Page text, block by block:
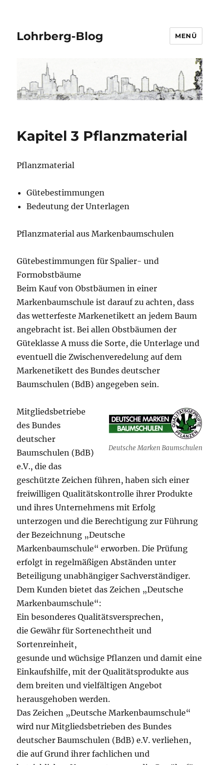
Lohrberg-Blog MENÜ
Kapitel 3 Pflanzmaterial
Pflanzmaterial
Gütebestimmungen
Bedeutung der Unterlagen
Pflanzmaterial aus Markenbaumschulen
Gütebestimmungen für Spalier- und
Formobstbäume
Beim Kauf von Obstbäumen in einer
Markenbaumschule ist darauf zu achten, dass
das wetterfeste Markenetikett an jedem Baum
angebracht ist. Bei allen Obstbäumen der
Güteklasse A muss die Sorte, die Unterlage und
eventuell die Zwischenveredelung auf dem
Markenetikett des Bundes deutscher
Baumschulen (BdB) angegeben sein.
Deutsche Marken Baumschulen
Mitgliedsbetriebe
des Bundes
deutscher
Baumschulen (BdB)
e.V., die das
geschützte Zeichen führen, haben sich einer
freiwilligen Qualitätskontrolle ihrer Produkte
und ihres Unternehmens mit Erfolg
unterzogen und die Berechtigung zur Führung
der Bezeichnung „Deutsche
Markenbaumschule“ erworben. Die Prüfung
erfolgt in regelmäßigen Abständen unter
Beteiligung unabhängiger Sachverständiger.
Dem Kunden bietet das Zeichen „Deutsche
Markenbaumschule“:
Ein besonderes Qualitätsversprechen,
die Gewähr für Sortenechtheit und
Sortenreinheit,
gesunde und wüchsige Pflanzen und damit eine
Einkaufshilfe, mit der Qualitätsprodukte aus
dem breiten und vielfältigen Angebot
herausgehoben werden.
Das Zeichen „Deutsche Markenbaumschule“
wird nur Mitgliedsbetrieben des Bundes
deutscher Baumschulen (BdB) e.V. verliehen,
die auf Grund ihrer fachlichen und